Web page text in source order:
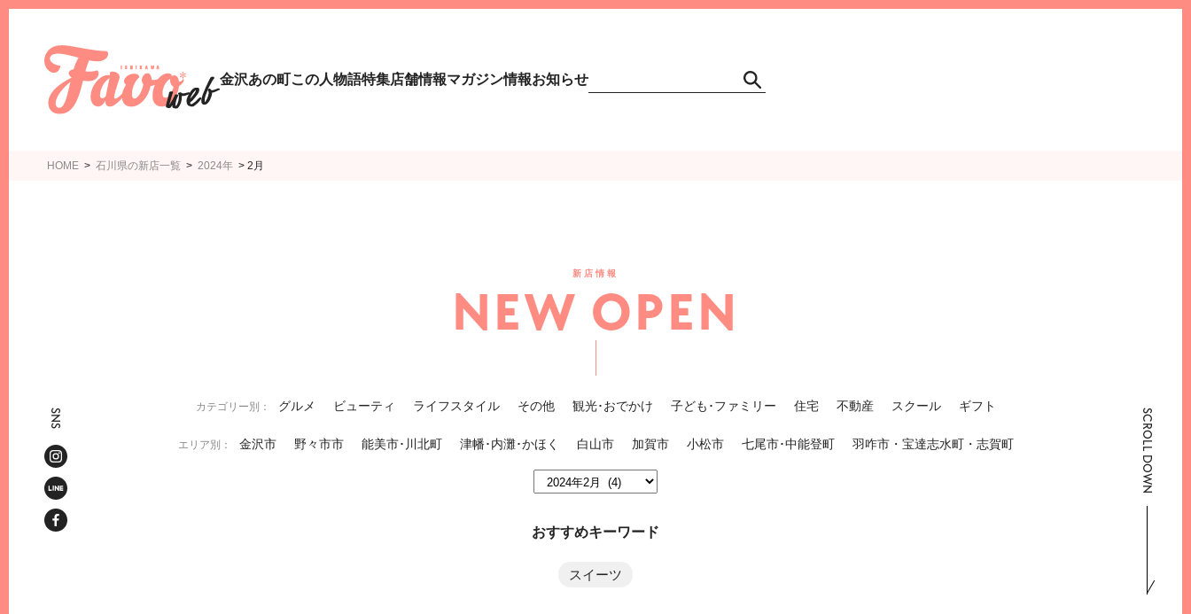
金沢あの町この人物語特集店舗情報マガジン情報お知らせ
SNS SCROLL DOWN
HOME > 石川県の新店一覧 > 2024年 > 2月
新店情報
NEW OPEN
グルメ ビューティ ライフスタイル その他 観光･おでかけ 子ども･ファミリー 住宅 不動産 スクール ギフト
金沢市 野々市市 能美市･川北町 津幡･内灘･かほく 白山市 加賀市 小松市 七尾市･中能登町 羽咋市・宝達志水町・志賀町
おすすめキーワード
スイーツ